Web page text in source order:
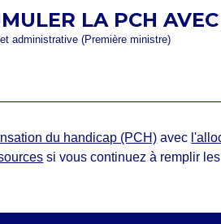
LA PCH
administrative (Première ministre)
du handicap (PCH) avec
si vous continuez à remplir